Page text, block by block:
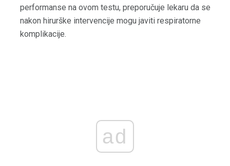
performanse na ovom testu, preporučuje lekaru da se
nakon hirurške intervencije mogu javiti respiratorne
komplikacije.
ad